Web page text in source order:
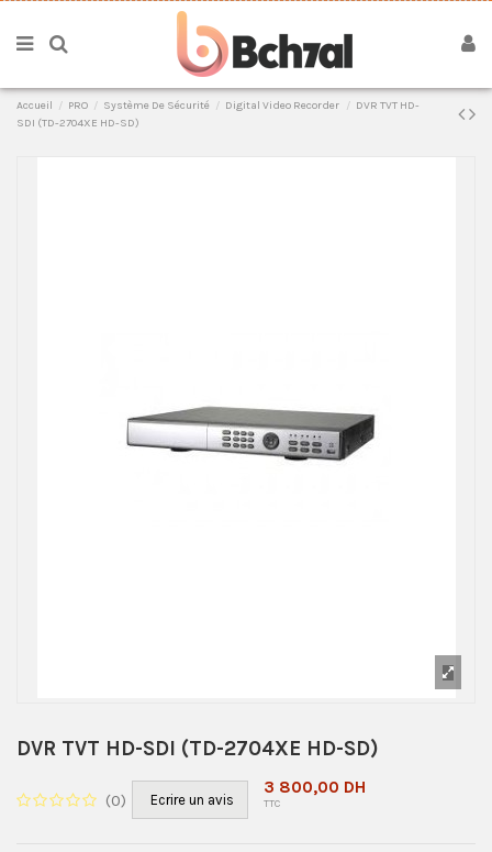
Accueil PRO Système De Sécurité Digital Video Recorder
DVR TVT HD-
SDI (TD-2704XE HD-SD)
DVR TVT HD-SDI (TD-2704XE HD-SD)
(0) Ecrire un avis
3 800,00 DH
TTC